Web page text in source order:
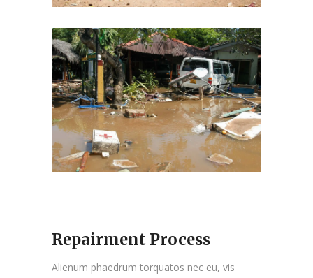
Repairment Process
Alienum phaedrum torquatos nec eu, vis